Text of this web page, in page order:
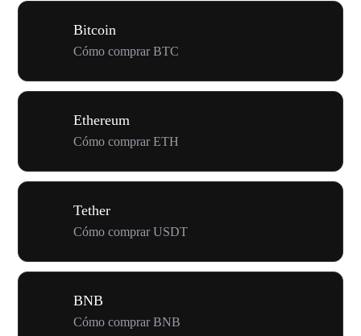
Bitcoin
Cómo comprar BTC
Ethereum
Cómo comprar ETH
Tether
Cómo comprar USDT
BNB
Cómo comprar BNB